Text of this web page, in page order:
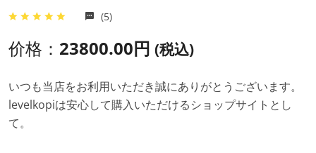
(5)
价格： 23800.00円 (税込)
いつも当店をお利用いただき誠にありがとうございます。
levelkopiは安心して購入いただけるショップサイトとし
て。